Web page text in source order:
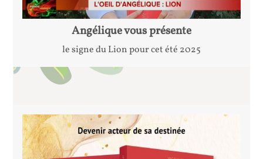
Angélique vous présente
le signe du Lion pour cet été 2025